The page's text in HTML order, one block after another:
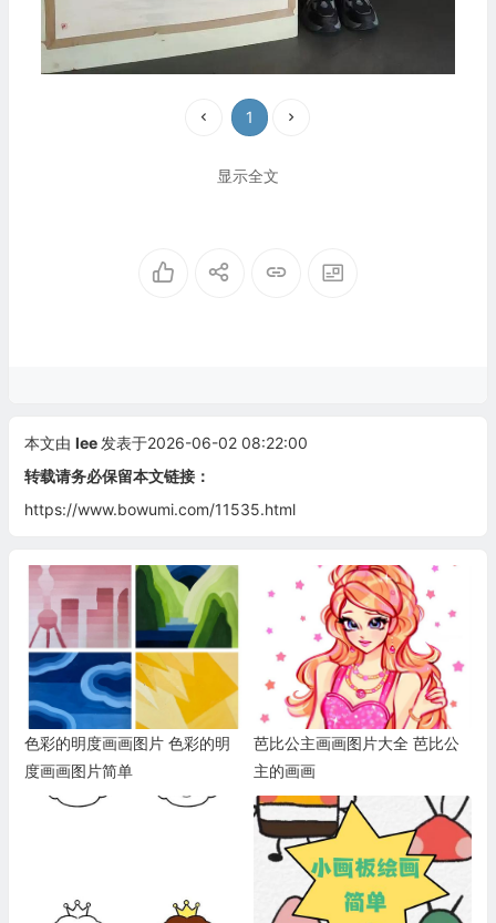
1
显示全文
本文由 lee 发表于2026-06-02 08:22:00
转载请务必保留本文链接：
https://www.bowumi.com/11535.html
色彩的明度画画图片 色彩的明
度画画图片简单
芭比公主画画图片大全 芭比公
主的画画